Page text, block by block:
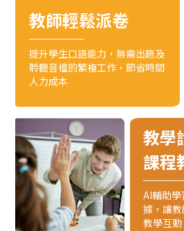
教學
課程
AI輔助
據，讓
教學互
教師輕鬆派卷
提升學生口語能力，無需出題及
聆聽音檔的繁複工作，節省時間
人力成本